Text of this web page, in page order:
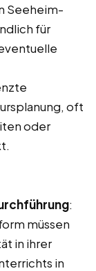
Seeheim-
für
oft
oder
:
müssen
in ihrer
in